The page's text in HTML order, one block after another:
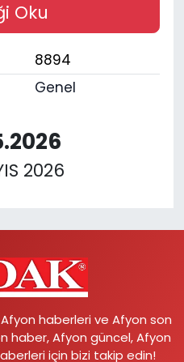
Oku
8894
Genel
2026
haberleri ve Afyon son
haber, Afyon güncel, Afyon
için bizi takip edin!